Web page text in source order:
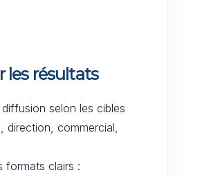
les résultats
selon les cibles
direction, commercial,
formats clairs :